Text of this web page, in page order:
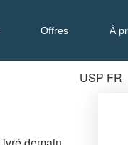
Offres À